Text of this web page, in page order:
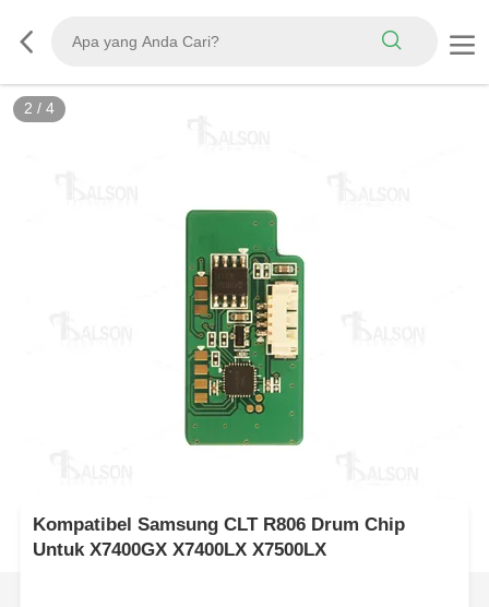
2 / 4
Kompatibel Samsung CLT R806 Drum Chip
Untuk X7400GX X7400LX X7500LX